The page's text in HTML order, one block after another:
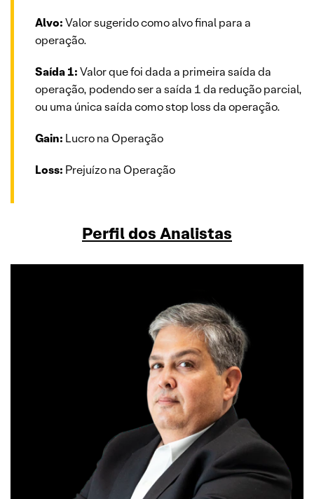
Alvo:Valor sugerido como alvo final para a
operação.
Saída 1:Valor que foi dada a primeira saída da
operação, podendo ser a saída 1 da redução parcial,
ou uma única saída como stop loss da operação.
Gain: Lucro na Operação
Loss: Prejuízo na Operação
Perfil dos Analistas